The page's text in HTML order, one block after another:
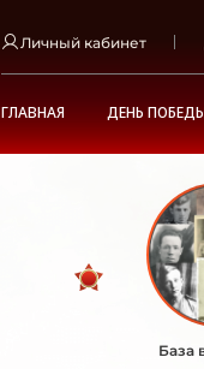
Личный кабинет
ГЛАВНАЯ ДЕНЬ
База